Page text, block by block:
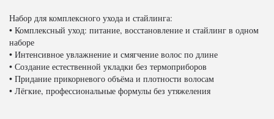
Набор для комплексного ухода и стайлинга:
• Комплексный уход: питание, восстановление и стайлинг в одном
наборе
• Интенсивное увлажнение и смягчение волос по длине
• Создание естественной укладки без термоприборов
• Придание прикорневого объёма и плотности волосам
• Лёгкие, профессиональные формулы без утяжеления